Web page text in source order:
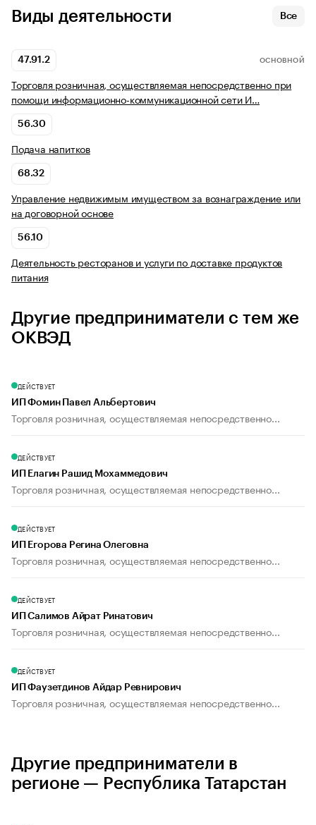
Виды деятельности Все
47.91.2 ОСНОВНОЙ
Торговля розничная, осуществляемая непосредственно при
помощи информационно-коммуникационной сети И…
56.30
Подача напитков
68.32
Управление недвижимым имуществом за вознаграждение или
на договорной основе
56.10
Деятельность ресторанов и услуги по доставке продуктов
питания
Другие предприниматели с тем же
ОКВЭД
ДЕЙСТВУЕТ
ИП Фомин Павел Альбертович
Торговля розничная, осуществляемая непосредственно...
ДЕЙСТВУЕТ
ИП Елагин Рашид Мохаммедович
Торговля розничная, осуществляемая непосредственно...
ДЕЙСТВУЕТ
ИП Егорова Регина Олеговна
Торговля розничная, осуществляемая непосредственно...
ДЕЙСТВУЕТ
ИП Салимов Айрат Ринатович
Торговля розничная, осуществляемая непосредственно...
ДЕЙСТВУЕТ
ИП Фаузетдинов Айдар Ревнирович
Торговля розничная, осуществляемая непосредственно...
Другие предприниматели в
регионе — Республика Татарстан